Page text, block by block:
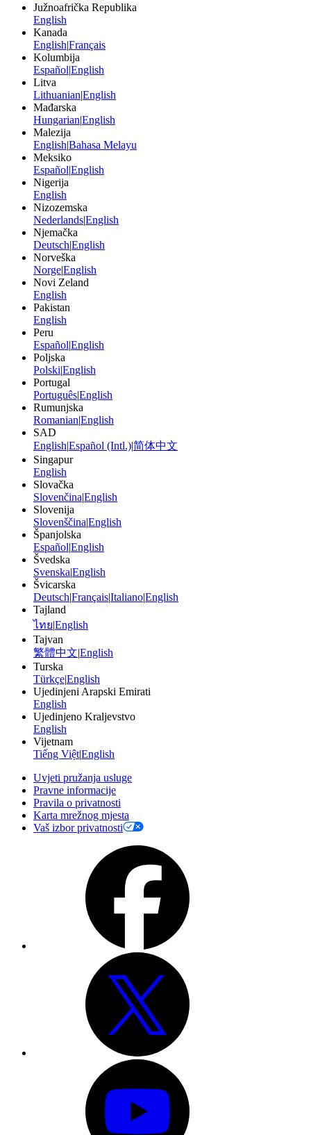
Južnoafrička Republika
English
Kanada
English|Français
Kolumbija
Español|English
Litva
Lithuanian|English
Mađarska
Hungarian|English
Malezija
English|Bahasa Melayu
Meksiko
Español|English
Nigerija
English
Nizozemska
Nederlands|English
Njemačka
Deutsch|English
Norveška
Norge|English
Novi Zeland
English
Pakistan
English
Peru
Español|English
Poljska
Polski|English
Portugal
Português|English
Rumunjska
Romanian|English
SAD
English|Español (Intl.)|简体中文
Singapur
English
Slovačka
Slovenčina|English
Slovenija
Slovenščina|English
Španjolska
Español|English
Švedska
Svenska|English
Švicarska
Deutsch|Français|Italiano|English
Tajland
ไทย|English
Tajvan
繁體中文|English
Turska
Türkçe|English
Ujedinjeni Arapski Emirati
English
Ujedinjeno Kraljevstvo
English
Vijetnam
Tiếng Việt|English
Uvjeti pružanja usluge
Pravne informacije
Pravila o privatnosti
Karta mrežnog mjesta
Vaš izbor privatnosti